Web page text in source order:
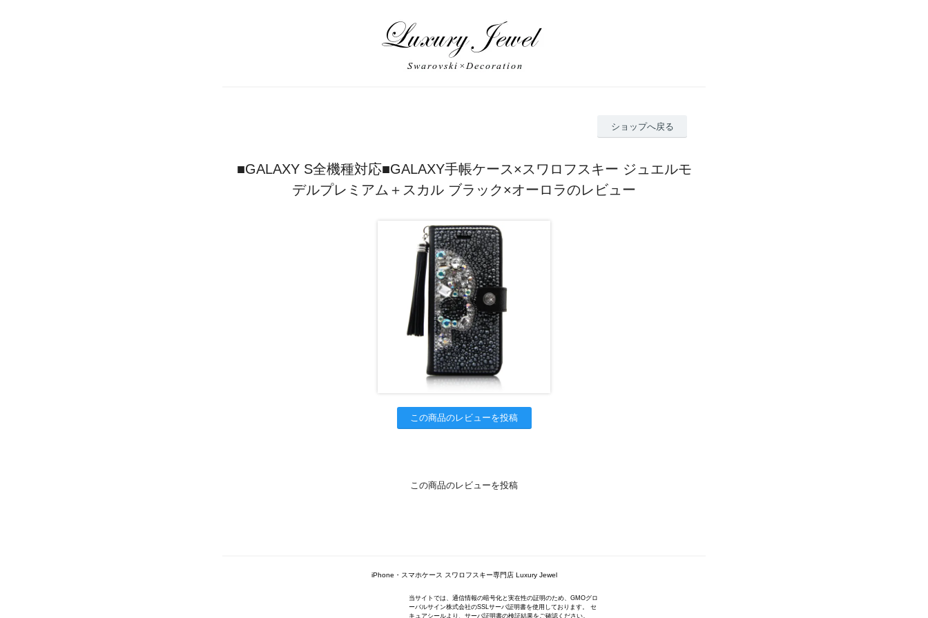
ショップへ戻る
■GALAXY S全機種対応■GALAXY手帳ケース×スワロフスキー ジュエルモ
デルプレミアム＋スカル ブラック×オーロラのレビュー
この商品のレビューを投稿
この商品のレビューを投稿
iPhone・スマホケース スワロフスキー専門店 Luxury Jewel
当サイトでは、通信情報の暗号化と実在性の証明のため、GMOグロ
ーバルサイン株式会社のSSLサーバ証明書を使用しております。 セ
キュアシールより、サーバ証明書の検証結果をご確認ください。